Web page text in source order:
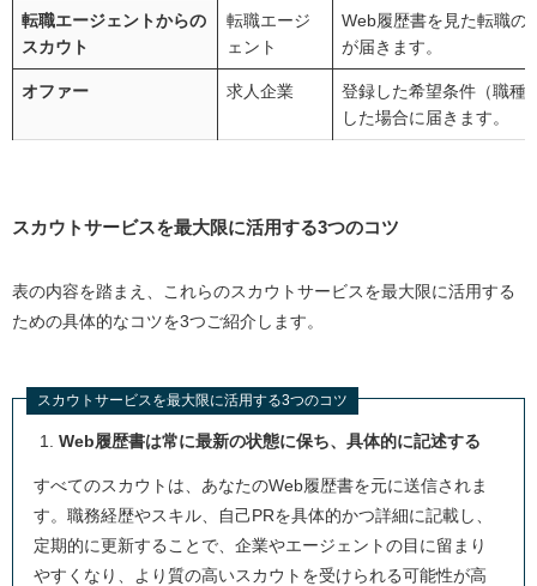
転職エージェントからの
スカウト
転職エージ
ェント
Web履歴書を見た転職の
が届きます。
オファー 求人企業
登録した希望条件（職種
した場合に届きます。
スカウトサービスを最大限に活用する3つのコツ
表の内容を踏まえ、これらのスカウトサービスを最大限に活用する
ための具体的なコツを3つご紹介します。
スカウトサービスを最大限に活用する3つのコツ
Web履歴書は常に最新の状態に保ち、具体的に記述する
すべてのスカウトは、あなたのWeb履歴書を元に送信されま
す。職務経歴やスキル、自己PRを具体的かつ詳細に記載し、
定期的に更新することで、企業やエージェントの目に留まり
やすくなり、より質の高いスカウトを受けられる可能性が高